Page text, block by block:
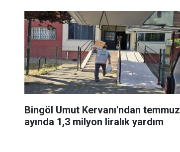
Bingöl Umut Kervanı'ndan temmuz
ayında 1,3 milyon liralık yardım